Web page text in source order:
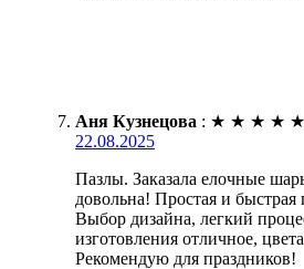
Аня Кузнецова : ★ ★ ★ ★ ★
22.08.2025
Пазлы. Заказала елочные
довольна! Простая и быстрая
Выбор дизайна, легкий
изготовления отличное,
Рекомендую для праздников!